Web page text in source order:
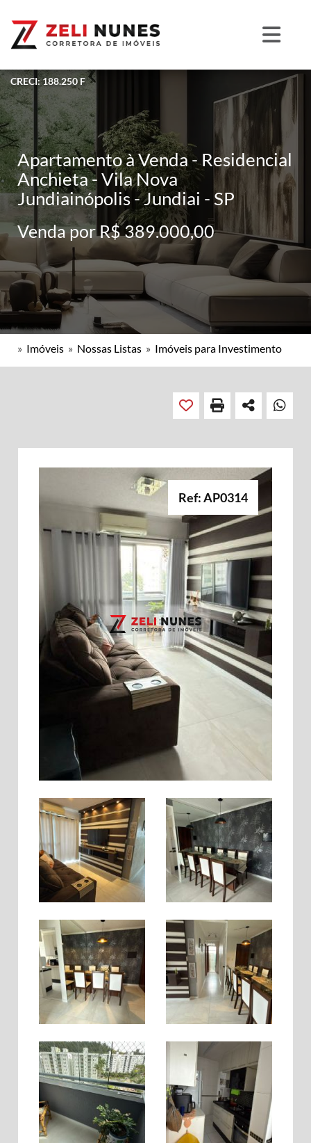
CRECI: 188.250 F
Apartamento à Venda - Residencial
Anchieta - Vila Nova
Jundiainópolis - Jundiai - SP
Venda por R$ 389.000,00
» Imóveis » Nossas Listas » Imóveis para Investimento
Ref: AP0314